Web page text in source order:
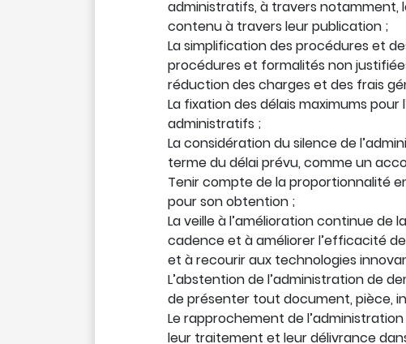
administratifs, à travers notamment,
contenu à travers leur publication ;
La simplification des procédures et
procédures et formalités non
réduction des charges et des frais
La fixation des délais maximums
administratifs ;
La considération du silence de
terme du délai prévu, comme un
Tenir compte de la proportionnalité
pour son obtention ;
La veille à l’amélioration continue
cadence et à améliorer l’efficacité
et à recourir aux technologies
L’abstention de l’administration de
de présenter tout document, pièce,
Le rapprochement de
leur traitement et leur délivrance